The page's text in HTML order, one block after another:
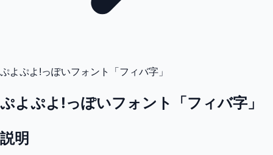
ぷよぷよ!っぽいフォント「フィバ字」
ぷよぷよ!っぽいフォント「フィバ字」
説明